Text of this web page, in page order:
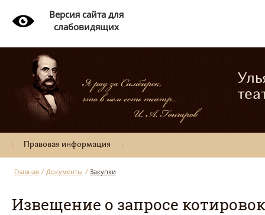
Версия сайта для
слабовидящих
Правовая информация
Главная / Документы / Закупки
Извещение о запросе